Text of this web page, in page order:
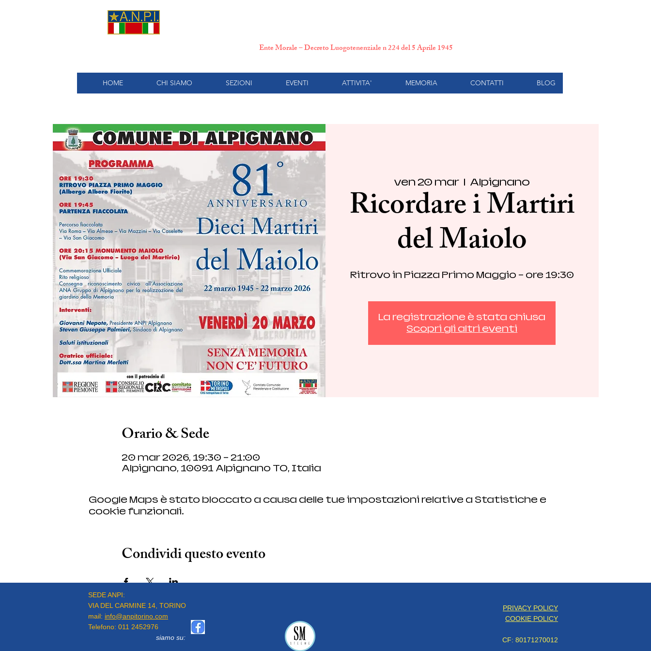
Ente Morale – Decreto Luogotenenziale n 224 del 5 Aprile 1945
HOME CHI SIAMO SEZIONI EVENTI ATTIVITA' MEMORIA CONTATTI BLOG
ven 20 mar
  |
Alpignano
Ricordare i Martiri
del Maiolo
Ritrovo in Piazza Primo Maggio - ore 19:30
La registrazione è stata chiusa
Scopri gli altri eventi
Orario & Sede
20 mar 2026, 19:30 – 21:00
Alpignano, 10091 Alpignano TO, Italia
Google Maps è stato bloccato a causa delle tue impostazioni relative a Statistiche e
cookie funzionali.
Condividi questo evento
SEDE ANPI:
VIA DEL CARMINE 14, TORINO
mail: info@anpitorino.com
Telefono: 011 2452976
siamo su:
PRIVACY POLICY
COOKIE POLICY
CF: 80171270012